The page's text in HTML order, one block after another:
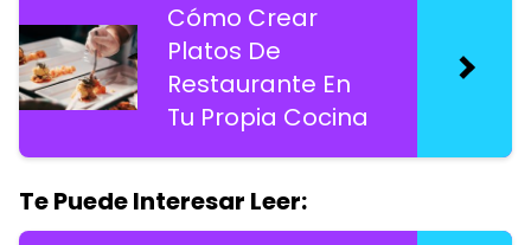
Cómo Crear
Platos De
Restaurante En
Tu Propia Cocina
Te Puede Interesar Leer: